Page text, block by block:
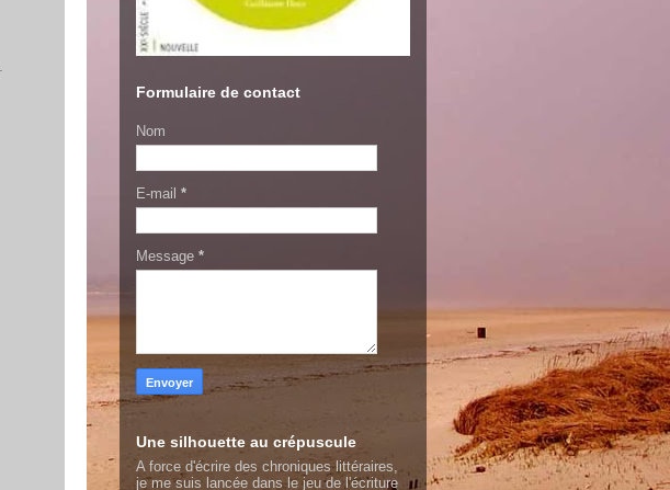
Formulaire de contact
Nom
E-mail *
Message *
Une silhouette au crépuscule
A force d'écrire des chroniques littéraires,
je me suis lancée dans le jeu de l'écriture